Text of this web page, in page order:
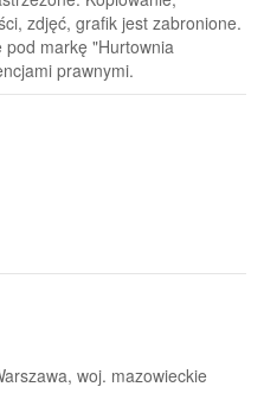
zdjęć, grafik jest zabronione.
pod markę "Hurtownia
prawnymi.
woj. mazowieckie